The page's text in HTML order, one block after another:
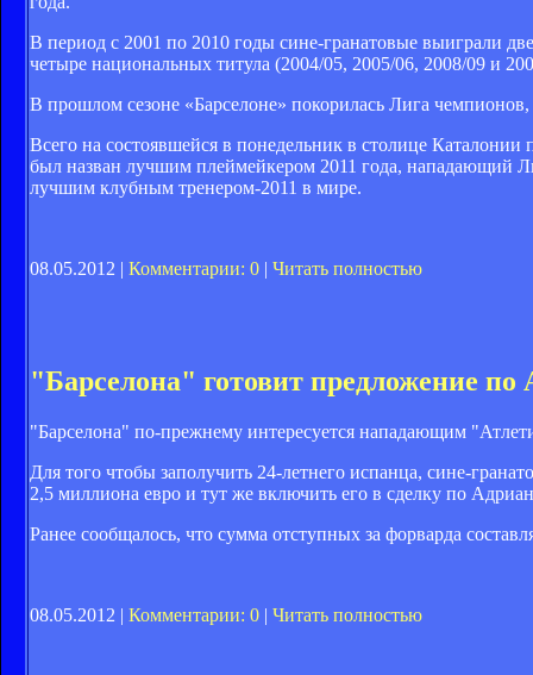
В период с 2001 по 2010 годы сине-гранатовые выиграли
четыре национальных титула (2004/05, 2005/06, 2008/09 и
В прошлом сезоне «Барселоне» покорилась Лига
Всего на состоявшейся в понедельник в столице
был назван лучшим плеймейкером 2011 года, нападающий
лучшим клубным тренером-2011 в мире.
08.05.2012 | Комментарии: 0 | Читать полностью
"Барселона" готовит предложение по
"Барселона" по-прежнему интересуется нападающим
Для того чтобы заполучить 24-летнего испанца, сине-
2,5 миллиона евро и тут же включить его в сделку по
Ранее сообщалось, что сумма отступных за форварда
08.05.2012 | Комментарии: 0 | Читать полностью